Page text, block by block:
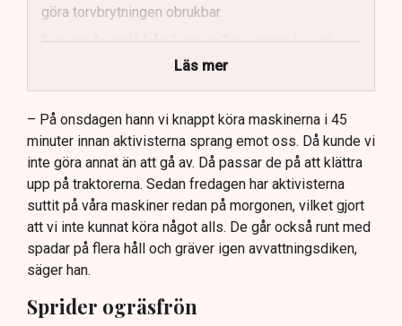
göra torvbrytningen obrukbar.
Rickard Axdorff från Svensk Torv varnar för ett
stort ekonomiskt sabotage.
Dialogpolisen på plats står maktlös inför
aktivisternas handlingar.
Frågor kvarstår om finansiering av illegal aktivism.
Läs mer
– På onsdagen hann vi knappt köra maskinerna i 45
minuter innan aktivisterna sprang emot oss. Då kunde vi
inte göra annat än att gå av. Då passar de på att klättra
upp på traktorerna. Sedan fredagen har aktivisterna
suttit på våra maskiner redan på morgonen, vilket gjort
att vi inte kunnat köra något alls. De går också runt med
spadar på flera håll och gräver igen avvattningsdiken,
säger han.
Sprider ogräsfrön